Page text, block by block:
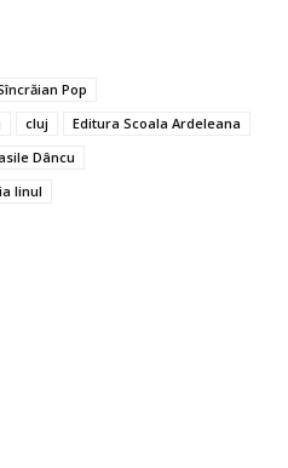
Pop
cluj
Editura Scoala Ardeleana
Dâncu
linul